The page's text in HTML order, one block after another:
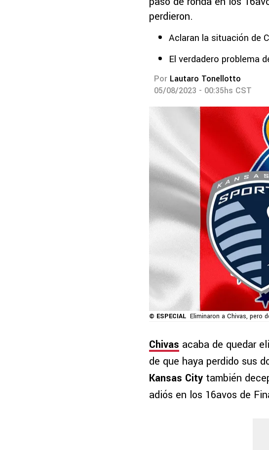
perdieron.
Aclaran la situación de
El verdadero problema
Por Lautaro Tonellotto
05/08/2023 - 00:35hs CST
© ESPECIAL Eliminaron a Chivas, pero
Chivas acaba de quedar
de que haya perdido sus
Kansas City también
adiós en los 16avos de